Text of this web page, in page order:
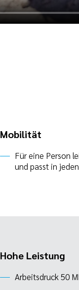
Mobilität
Für eine Person
und passt in
Hohe Leistung
Arbeitsdruck 50